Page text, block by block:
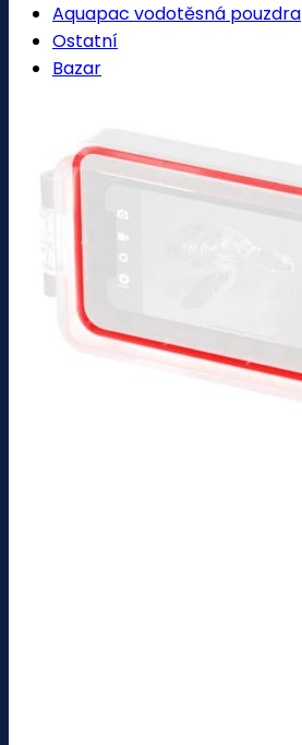
Aquapac vodotěsná pouzdra
Ostatní
Bazar